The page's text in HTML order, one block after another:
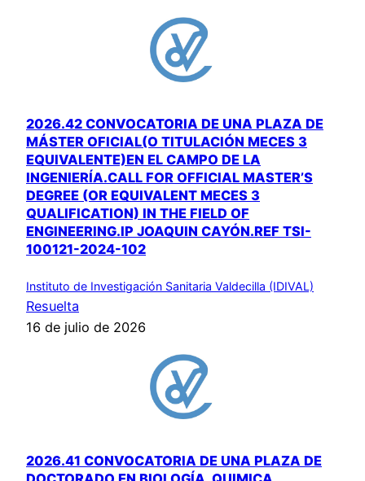
2026.42 CONVOCATORIA DE UNA PLAZA DE
MÁSTER OFICIAL(O TITULACIÓN MECES 3
EQUIVALENTE)EN EL CAMPO DE LA
INGENIERÍA.CALL FOR OFFICIAL MASTER’S
DEGREE (OR EQUIVALENT MECES 3
QUALIFICATION) IN THE FIELD OF
ENGINEERING.IP JOAQUIN CAYÓN.REF TSI-
100121-2024-102
Instituto de Investigación Sanitaria Valdecilla (IDIVAL)
Resuelta
16 de julio de 2026
2026.41 CONVOCATORIA DE UNA PLAZA DE